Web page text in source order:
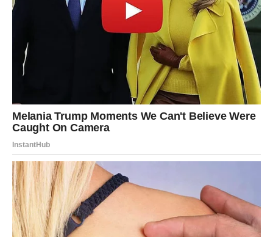
ovog znaka dobiće priznanje koje su dugo čekali. Neko će
im otvoriti srce i pokazati koliko mu znače. Biće to
trenutak koji će promeniti mnogo toga.
Za neke Device sledi obnova stare ljubavi, ali ovog puta
pod mnogo boljim okolnostima. Za druge dolazi potpuno
nova osoba koja će uneti mir, sigurnost i osećaj da su
konačno pronašli nekoga ko ih razume.
Karma će im doneti i finansijsku stabilnost. Novac koji su
izgubili ili ulaganja koja nisu davala rezultate sada počinju
da se isplaćuju. Mnogi će konačno moći da odahnu i da
sebi priušte ono što dugo nisu mogli.
Ono što je posebno važno jeste činjenica da će Device